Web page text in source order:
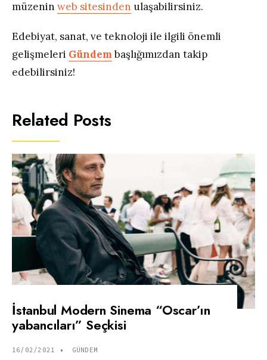
müzenin web sitesinden ulaşabilirsiniz.
Edebiyat, sanat, ve teknoloji ile ilgili önemli
gelişmeleri Gündembaşlığımızdan takip
edebilirsiniz!
Related Posts
İstanbul Modern Sinema “Oscar’ın
yabancıları” Seçkisi
16/02/2021 • GÜNDEM